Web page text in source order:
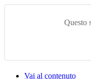
Questo
Vai al contenuto